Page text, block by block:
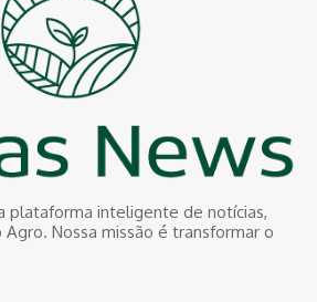
plataforma inteligente de notícias,
Nossa missão é transformar o